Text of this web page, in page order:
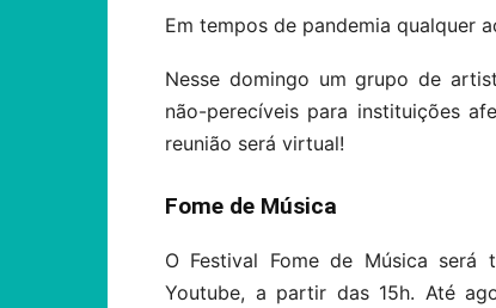
Em tempos de pandemia qualquer
Nesse domingo um grupo de
não-perecíveis para instituições
reunião será virtual!
Fome de Música
O Festival Fome de Música
Youtube, a partir das 15h. Até